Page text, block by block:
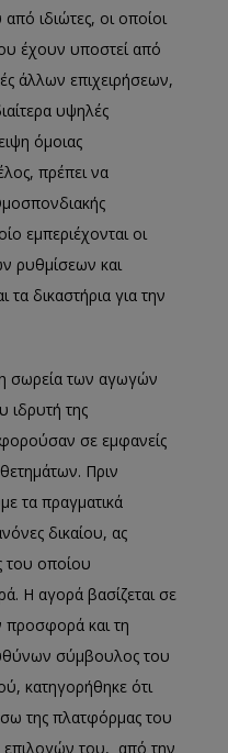
ιδιώτες, οι οποίοι
έχουν υποστεί από
άλλων επιχειρήσεων,
υψηλές
όμοιας
πρέπει να
εμπεριέχονται οι
ρυθμίσεων και
τα δικαστήρια για την
σωρεία των αγωγών
ιδρυτή της
σε εμφανείς
Πριν
τα πραγματικά
δικαίου, ας
του οποίου
Η αγορά βασίζεται σε
προσφορά και τη
σύμβουλος του
κατηγορήθηκε ότι
της πλατφόρμας του
επιλογών του, από την